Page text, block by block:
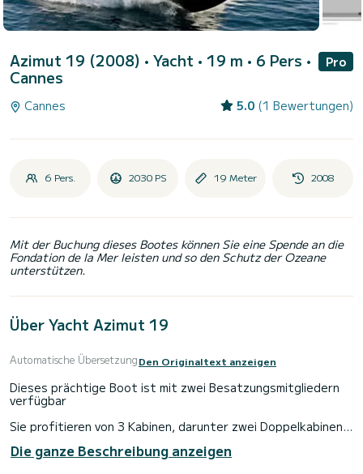
Azimut 19 (2008) • Yacht • 19 m • 6 Pers •
Cannes
Pro
Cannes 5.0 (1 Bewertungen)
6 Pers. 2030 PS 19 Meter 2008
Mit der Buchung dieses Bootes können Sie eine Spende an die
Fondation de la Mer leisten und so den Schutz der Ozeane
unterstützen.
Über Yacht Azimut 19
Automatische ÜbersetzungDen Originaltext anzeigen
Dieses prächtige Boot ist mit zwei Besatzungsmitgliedern
verfügbar
Sie profitieren von 3 Kabinen, darunter zwei Doppelkabinen
Sie haben im Boot die gesamte Tauchausrüstung,
Die ganze Beschreibung anzeigen